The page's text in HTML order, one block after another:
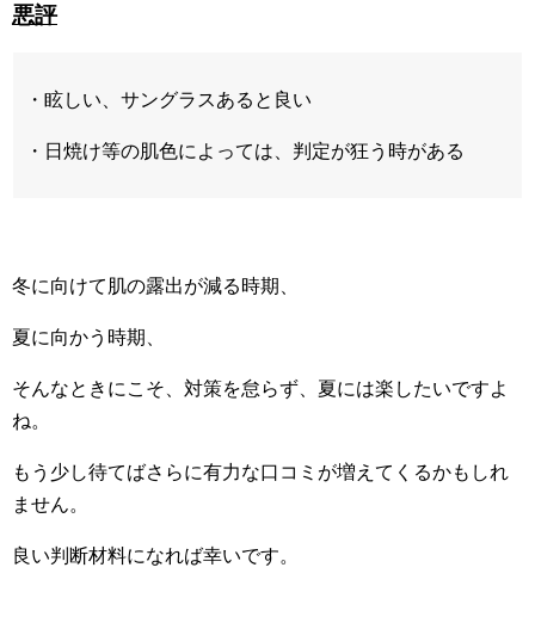
悪評
・眩しい、サングラスあると良い
・日焼け等の肌色によっては、判定が狂う時がある
冬に向けて肌の露出が減る時期、
夏に向かう時期、
そんなときにこそ、対策を怠らず、夏には楽したいですよ
ね。
もう少し待てばさらに有力な口コミが増えてくるかもしれ
ません。
良い判断材料になれば幸いです。